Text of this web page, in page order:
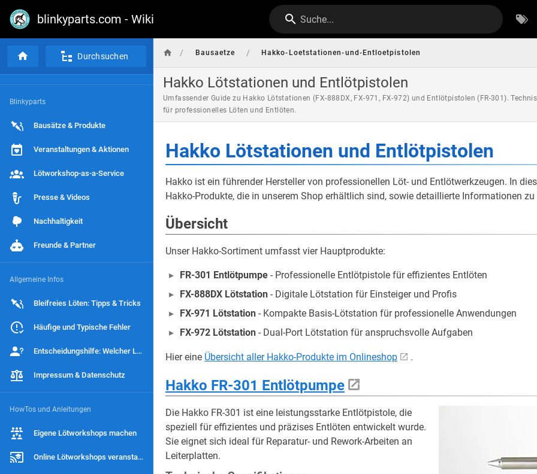
blinkyparts.com - Wiki Suche...
Durchsuchen
Blinkyparts
Bausätze & Produkte
Veranstaltungen & Aktionen
Lötworkshop-as-a-Service
Presse & Videos
Nachhaltigkeit
Freunde & Partner
Allgemeine Infos
Bleifreies Löten: Tipps & Tricks
Häufige und Typische Fehler
Entscheidungshilfe: Welcher Lötbausatz?
Impressum & Datenschutz
HowTos und Anleitungen
Eigene Lötworkshops machen
Online Lötworkshops veranstalten
/ Bausaetze / Hakko-Loetstationen-und-Entloetpistolen
Hakko Lötstationen und Entlötpistolen
Umfassender Guide zu Hakko Lötstationen (FX-888DX, FX-971, FX-972) und Entlötpistolen (FR-301).
für professionelles Löten und Entlöten.
Hakko Lötstationen und Entlötpistolen
Hakko ist ein führender Hersteller von professionellen Löt- und Entlötwerkzeugen. In
Hakko-Produkte, die in unserem Shop erhältlich sind, sowie detaillierte Informationen
Übersicht
Unser Hakko-Sortiment umfasst vier Hauptprodukte:
FR-301 Entlötpumpe - Professionelle Entlötpistole für effizientes Entlöten
FX-888DX Lötstation - Digitale Lötstation für Einsteiger und Profis
FX-971 Lötstation - Kompakte Basis-Lötstation für professionelle Anwendungen
FX-972 Lötstation - Dual-Port Lötstation für anspruchsvolle Aufgaben
Hier eine Übersicht aller Hakko-Produkte im Onlineshop .
Hakko FR-301 Entlötpumpe
Die Hakko FR-301 ist eine leistungsstarke Entlötpistole, die
speziell für effizientes und präzises Entlöten entwickelt wurde.
Sie eignet sich ideal für Reparatur- und Rework-Arbeiten an
Leiterplatten.